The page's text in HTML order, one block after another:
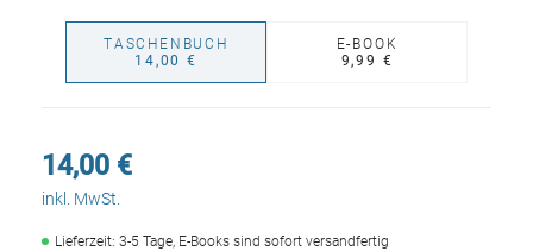
TASCHENBUCH
14,00 €
E-BOOK
9,99 €
14,00 €
inkl. MwSt.
Lieferzeit: 3-5 Tage, E-Books sind sofort versandfertig